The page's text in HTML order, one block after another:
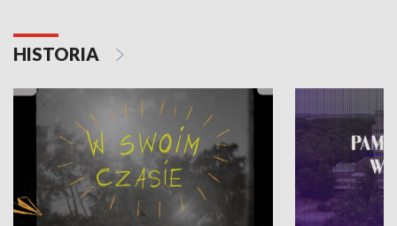
HISTORIA